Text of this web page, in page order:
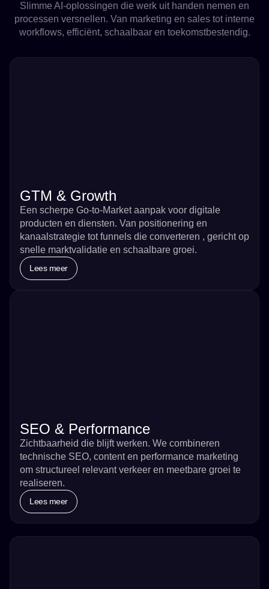
Slimme AI-oplossingen die werk uit handen nemen en
processen versnellen. Van marketing en sales tot interne
workflows, efficiënt, schaalbaar en toekomstbestendig.
GTM & Growth
Een scherpe Go-to-Market aanpak voor digitale
producten en diensten. Van positionering en
kanaalstrategie tot funnels die converteren , gericht op
snelle marktvalidatie en schaalbare groei.
Lees meer
SEO & Performance
Zichtbaarheid die blijft werken. We combineren
technische SEO, content en performance marketing
om structureel relevant verkeer en meetbare groei te
realiseren.
Lees meer